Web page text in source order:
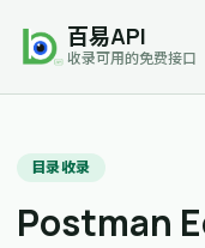
百易API
收录可用的免费接口
目录收录
Postman